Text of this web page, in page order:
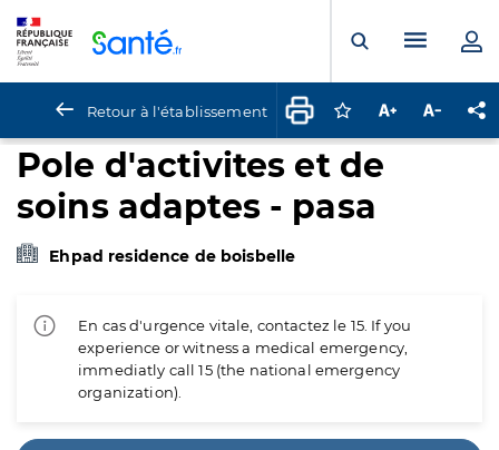
Ouvrir laMenu
Retour à l'établissement Connectez-vous
Augmenter la
Pole d'activites et de
soins adaptes - pasa
Ehpad residence de boisbelle
En cas d'urgence vitale, contactez le 15. If you
experience or witness a medical emergency,
immediatly call 15 (the national emergency
organization).